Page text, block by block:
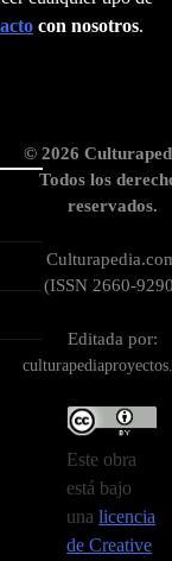
con nosotros.
© 2026
Todos los
reservados.
(ISSN 2660-
Editada por:
Este obra
está bajo
unalicencia
de Creative